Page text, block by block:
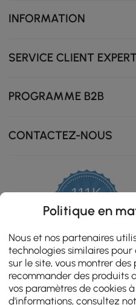
Le plateau en bois
INFORMATION
SERVICE CLIENT
PROGRAMME B2B
CONTACTEZ-NOUS
111K
star
ZERTIFIZIERTE
Politique en
Nous et nos partenaires
technologies similaires
sur le site, vous montrer
recommander des produits
vos paramètres de cookies
d'informations, consultez